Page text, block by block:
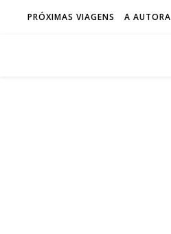
PRÓXIMAS VIAGENS A AUTORA